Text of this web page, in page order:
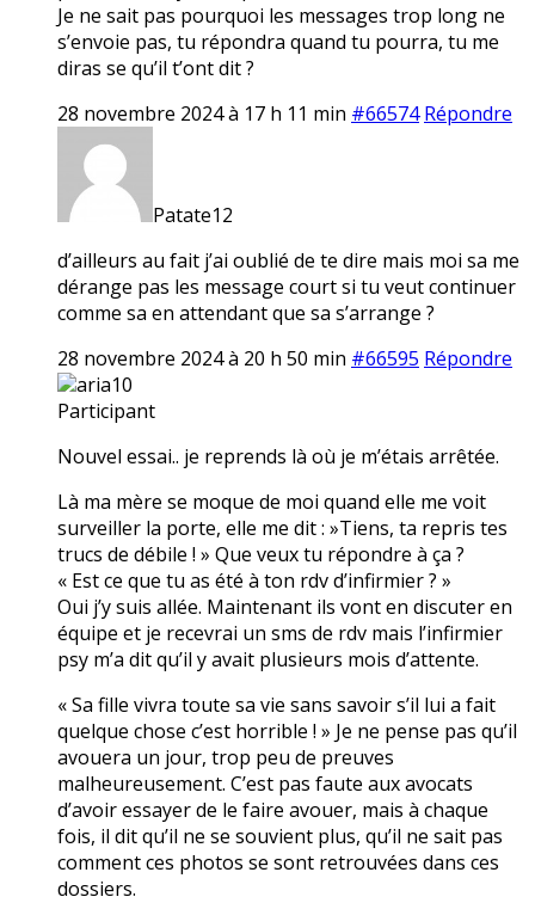
Je ne sait pas pourquoi les messages trop long ne
s’envoie pas, tu répondra quand tu pourra, tu me
diras se qu’il t’ont dit ?
28 novembre 2024 à 17 h 11 min #66574 Répondre
Patate12
d’ailleurs au fait j’ai oublié de te dire mais moi sa me
dérange pas les message court si tu veut continuer
comme sa en attendant que sa s’arrange ?
28 novembre 2024 à 20 h 50 min #66595 Répondre
aria10
Participant
Nouvel essai.. je reprends là où je m’étais arrêtée.
Là ma mère se moque de moi quand elle me voit
surveiller la porte, elle me dit : »Tiens, ta repris tes
trucs de débile ! » Que veux tu répondre à ça ?
« Est ce que tu as été à ton rdv d’infirmier ? »
Oui j’y suis allée. Maintenant ils vont en discuter en
équipe et je recevrai un sms de rdv mais l’infirmier
psy m’a dit qu’il y avait plusieurs mois d’attente.
« Sa fille vivra toute sa vie sans savoir s’il lui a fait
quelque chose c’est horrible ! » Je ne pense pas qu’il
avouera un jour, trop peu de preuves
malheureusement. C’est pas faute aux avocats
d’avoir essayer de le faire avouer, mais à chaque
fois, il dit qu’il ne se souvient plus, qu’il ne sait pas
comment ces photos se sont retrouvées dans ces
dossiers.